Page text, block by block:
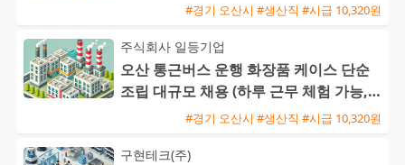
#경기 오산시 #생산직 #시급 10,320원
주식회사 일등기업
오산 통근버스 운행 화장품 케이스 단순
조립 대규모 채용 (하루 근무 체험 가능,
정규직 전환)#경기 오산시 #생산직 #시급 10,320원
구현테크(주)